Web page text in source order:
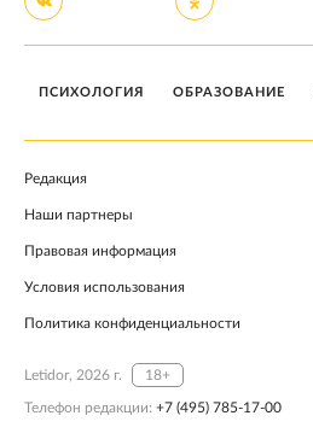
ПСИХОЛОГИЯ ОБРАЗОВАНИЕ
Редакция
Наши партнеры
Правовая информация
Условия использования
Политика конфиденциальности
Letidor, 2026 г. 18+
Телефон редакции: +7 (495) 785-17-00